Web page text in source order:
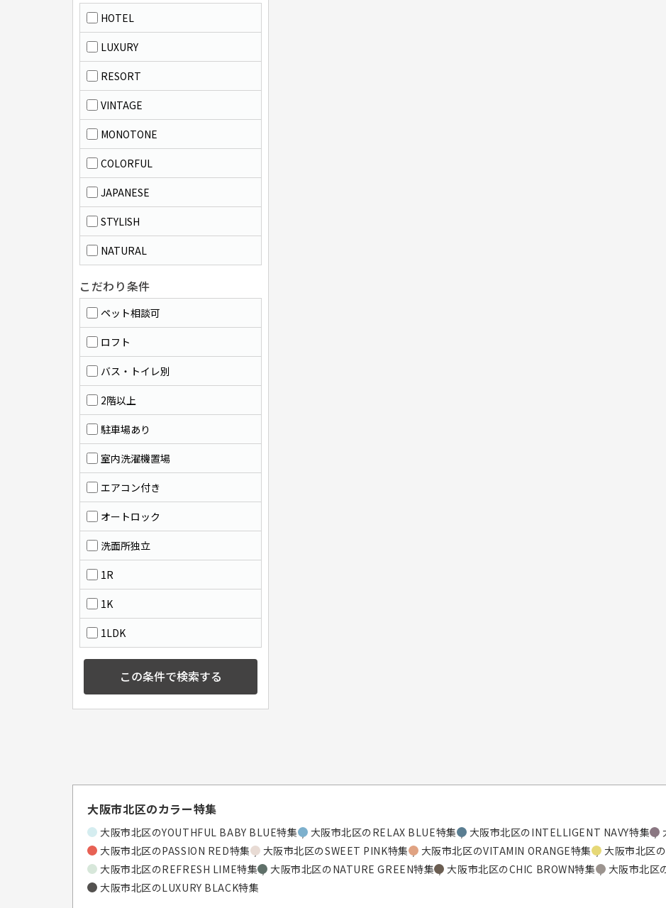
HOTEL
LUXURY
RESORT
VINTAGE
MONOTONE
COLORFUL
JAPANESE
STYLISH
NATURAL
こだわり条件
ペット相談可
ロフト
バス・トイレ別
2階以上
駐車場あり
室内洗濯機置場
エアコン付き
オートロック
洗面所独立
1R
1K
1LDK
この条件で検索する
大阪市北区のカラー特集
大阪市北区のYOUTHFUL BABY BLUE特集 大阪市北区のRELAX BLUE特集 大阪市北区のINTELLIGENT NAVY特集
大阪市北区のPASSION RED特集
大阪市北区のSWEET PINK特集 大阪市北区のVITAMIN ORANGE特集
大阪市北区
大阪市北区のREFRESH LIME特集
大阪市北区のNATURE GREEN特集 大阪市北区のCHIC BROWN特集
大阪市北区
大阪市北区のLUXURY BLACK特集